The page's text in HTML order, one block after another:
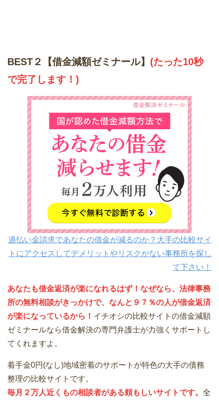
BEST２【借金減額ゼミナール】 (たった10秒
で完了します！)
過払い金請求であなたの借金が減るのか？大手の比較サイ
トにアクセスしてデメリットやリスクがない事務所を探し
て下さい！
あなたも借金返済が楽になれるはず！なぜなら、法律事務
所の無料相談がきっかけで、なんと９７％の人が借金返済
が楽になっているから！ イチオシの比較サイトの借金減額
ゼミナールなら借金解決の専門弁護士が力強くサポートし
てくれますよ。
着手金0円(なし)地域密着のサポートが特色の大手の債務
整理の比較サイトです。
毎月２万人近くもの相談者がある頼もしいサイトです。 全